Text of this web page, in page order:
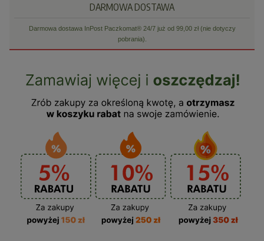
DARMOWA DOSTAWA
Darmowa dostawa InPost Paczkomat® 24/7 już od 99,00 zł (nie dotyczy
pobrania).